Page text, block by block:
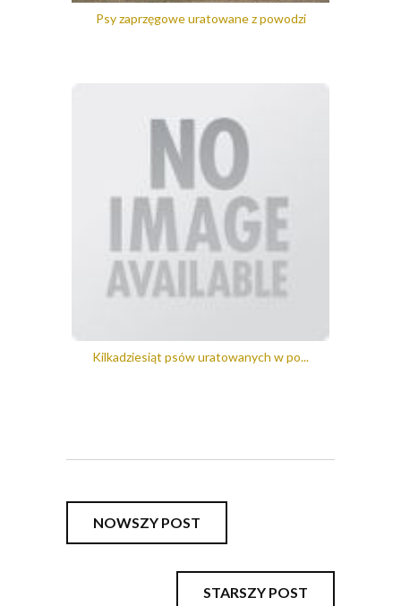
Psy zaprzęgowe uratowane z powodzi
Kilkadziesiąt psów uratowanych w po...
NOWSZY POST
STARSZY POST